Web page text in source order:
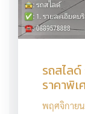
รถสไล
ราคาพิ
พฤศจิกาย